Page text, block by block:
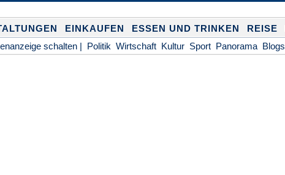
EINKAUFEN ESSEN UND TRINKEN REISE
schalten | Politik Wirtschaft Kultur Sport Panorama Blogs